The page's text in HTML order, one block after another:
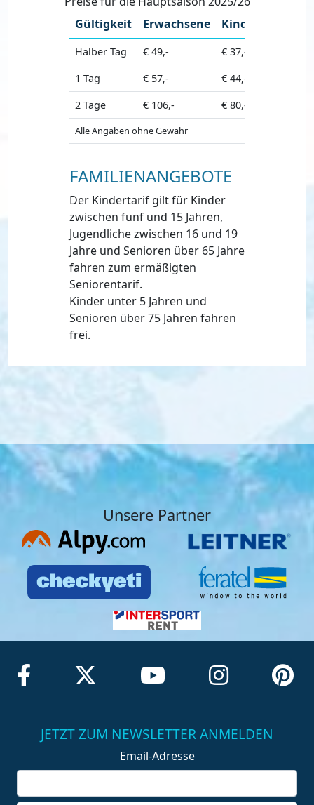
Gültigkeit
Erwachsene Kinder
Halber Tag € 49,- € 37,-
1 Tag
€ 57,- € 44,-
2 Tage
€ 106,- € 80,-
Alle Angaben ohne Gewähr
FAMILIENANGEBOTE
Der Kindertarif gilt für Kinder
zwischen fünf und 15 Jahren,
Jugendliche zwischen 16 und 19
Jahre und Senioren über 65 Jahre
fahren zum ermäßigten
Seniorentarif.
Kinder unter 5 Jahren und
Senioren über 75 Jahren fahren
frei.
Unsere Partner
JETZT ZUM NEWSLETTER ANMELDEN
Email-Adresse